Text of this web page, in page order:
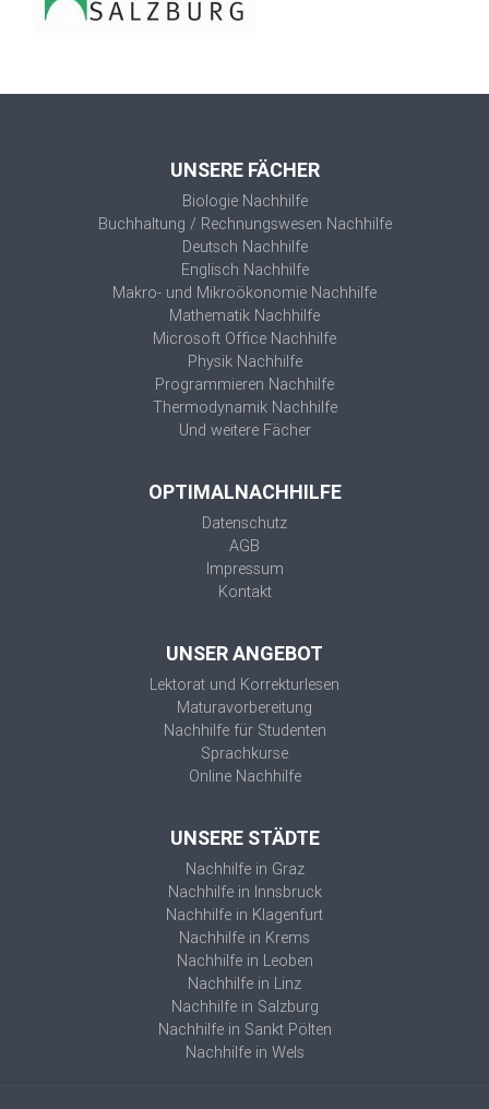
UNSERE FÄCHER
Biologie Nachhilfe
Buchhaltung / Rechnungswesen Nachhilfe
Deutsch Nachhilfe
Englisch Nachhilfe
Makro- und Mikroökonomie Nachhilfe
Mathematik Nachhilfe
Microsoft Office Nachhilfe
Physik Nachhilfe
Programmieren Nachhilfe
Thermodynamik Nachhilfe
Und weitere Fächer
OPTIMALNACHHILFE
Datenschutz
AGB
Impressum
Kontakt
UNSER ANGEBOT
Lektorat und Korrekturlesen
Maturavorbereitung
Nachhilfe für Studenten
Sprachkurse
Online Nachhilfe
UNSERE STÄDTE
Nachhilfe in Graz
Nachhilfe in Innsbruck
Nachhilfe in Klagenfurt
Nachhilfe in Krems
Nachhilfe in Leoben
Nachhilfe in Linz
Nachhilfe in Salzburg
Nachhilfe in Sankt Pölten
Nachhilfe in Wels